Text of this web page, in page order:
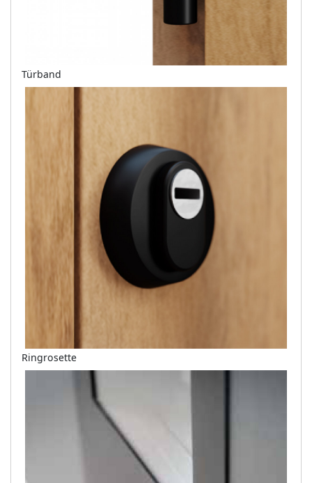
Türband
Ringrosette